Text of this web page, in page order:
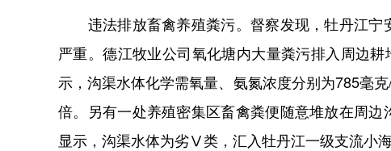
违法排放畜禽养殖粪污。督察发现，牡丹江宁
严重。德江牧业公司氧化塘内大量粪污排入周边
示，沟渠水体化学需氧量、氨氮浓度分别为785毫
倍。另有一处养殖密集区畜禽粪便随意堆放在周
显示，沟渠水体为劣Ⅴ类，汇入牡丹江一级支流小海